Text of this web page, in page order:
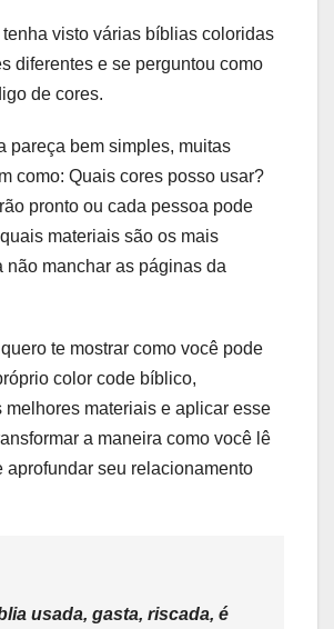
visto várias bíblias coloridas
diferentes e se perguntou como
de cores.
pareça bem simples, muitas
como: Quais cores posso usar?
pronto ou cada pessoa pode
materiais são os mais
não manchar as páginas da
te mostrar como você pode
color code bíblico,
melhores materiais e aplicar esse
a maneira como você lê
aprofundar seu relacionamento
usada, gasta, riscada, é